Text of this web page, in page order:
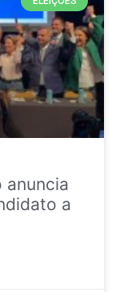
anuncia
a